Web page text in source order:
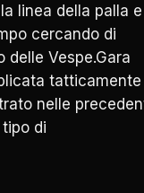
linea della palla e
cercando di
Vespe.Gara
tatticamente
nelle
di